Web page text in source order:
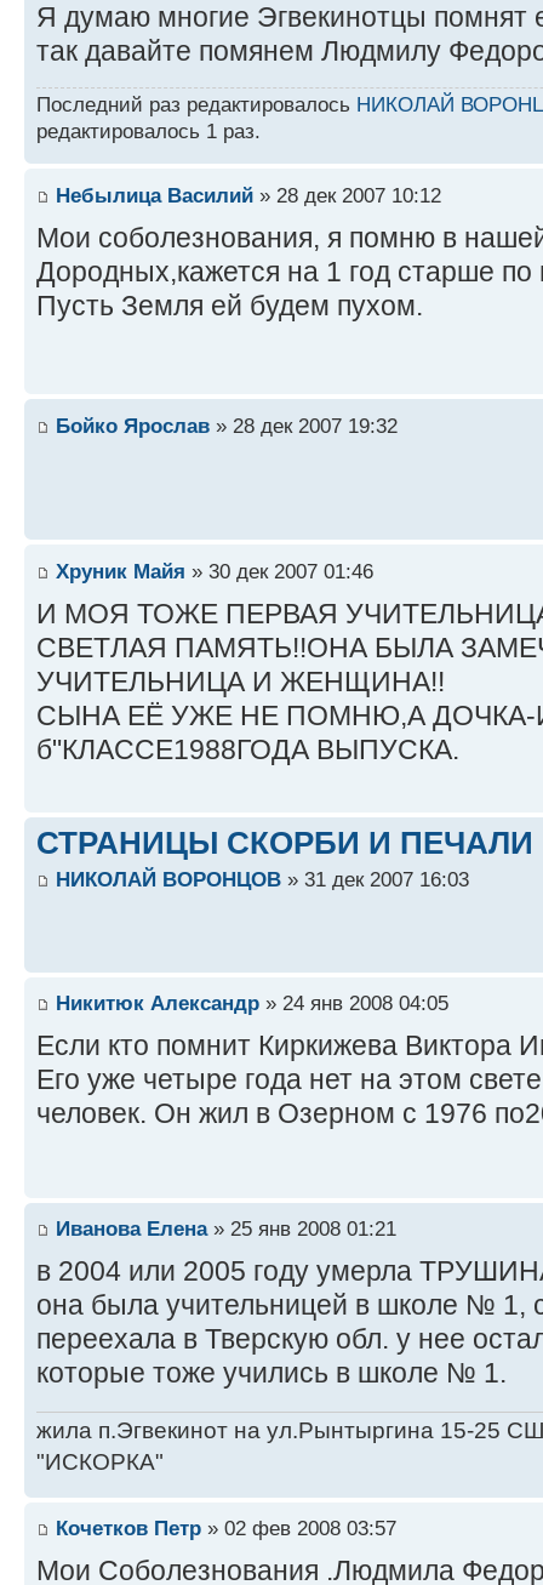
Я думаю многие Эгвекинотцы помнят
так давайте помянем Людмилу
Последний раз редактировалось НИКОЛАЙ
редактировалось 1 раз.
Небылица Василий » 28 дек 2007 10:12
Мои соболезнования, я помню в
Дородных,кажется на 1 год старше по
Пусть Земля ей будем пухом.
Бойко Ярослав » 28 дек 2007 19:32
Хруник Майя » 30 дек 2007 01:46
И МОЯ ТОЖЕ ПЕРВАЯ
СВЕТЛАЯ ПАМЯТЬ!!ОНА БЫЛА
УЧИТЕЛЬНИЦА И ЖЕНЩИНА!!
СЫНА ЕЁ УЖЕ НЕ ПОМНЮ,А ДОЧКА-
б"КЛАССЕ1988ГОДА ВЫПУСКА.
СТРАНИЦЫ СКОРБИ И ПЕЧАЛИ
НИКОЛАЙ ВОРОНЦОВ » 31 дек 2007 16:03
Никитюк Александр » 24 янв 2008 04:05
Если кто помнит Киркижева Виктора
Его уже четыре года нет на этом
человек. Он жил в Озерном с 1976
Иванова Елена» 25 янв 2008 01:21
в 2004 или 2005 году умерла
она была учительницей в школе № 1,
переехала в Тверскую обл. у нее
которые тоже учились в школе № 1.
жила п.Эгвекинот на ул.Рынтыргина 15-25
"ИСКОРКА"
Кочетков Петр » 02 фев 2008 03:57
Мои Соболезнования .Людмила